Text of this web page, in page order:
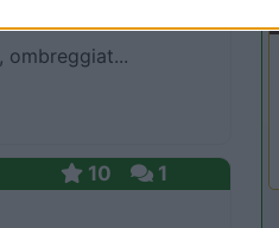
ombreggiat...
10 1